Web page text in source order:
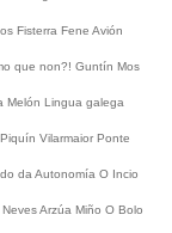
Fisterra Fene Avión
que non?! Guntín Mos
Melón Lingua galega
Vilarmaior Ponte
da Autonomía O Incio
NevesArzúa Miño O Bolo